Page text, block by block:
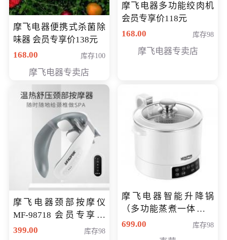
摩飞电器便携式杀菌除
味器 会员专享价138元
168.00
库存100
摩飞电器专卖店
摩飞电器多功能绞肉机
会员专享价118元
168.00
库存98
摩飞电器专卖店
摩飞电器颈部按摩仪
MF-98718 会员专享价
299元
399.00 库存98
摩飞电器智能升降锅
（多功能蒸煮一体锅）
（智能升降养生锅） 会
699.00 库存98